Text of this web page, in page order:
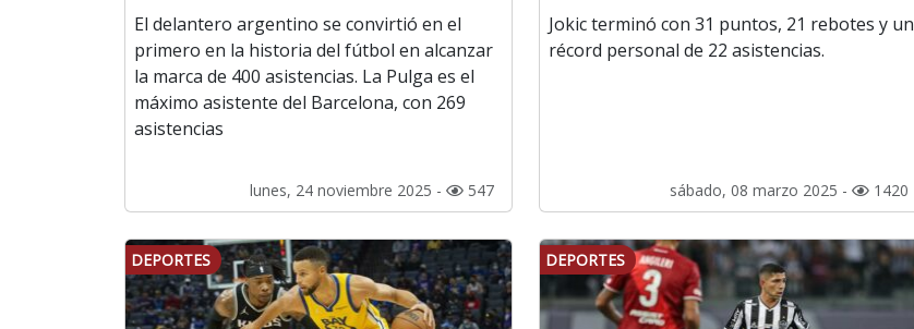
El delantero argentino se convirtió en el
primero en la historia del fútbol en alcanzar
la marca de 400 asistencias. La Pulga es el
máximo asistente del Barcelona, con 269
asistencias
lunes, 24 noviembre 2025 - 547
Jokic terminó con 31 puntos, 21 rebotes y un
récord personal de 22 asistencias.
sábado, 08 marzo 2025 - 1420
DEPORTES DEPORTES